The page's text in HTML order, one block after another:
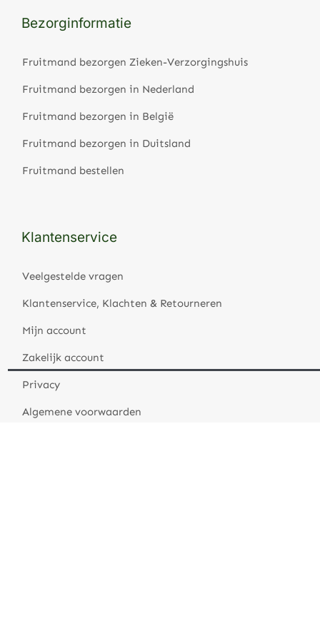
Bezorginformatie
Fruitmand bezorgen Zieken-Verzorgingshuis
Fruitmand bezorgen in Nederland
Fruitmand bezorgen in België
Fruitmand bezorgen in Duitsland
Fruitmand bestellen
Klantenservice
Veelgestelde vragen
Klantenservice, Klachten & Retourneren
Mijn account
Zakelijk account
Privacy
Algemene voorwaarden